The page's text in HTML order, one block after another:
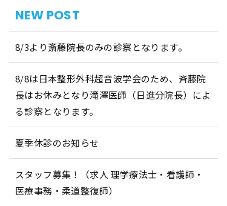
NEW POST
8/3より斎藤院長のみの診察となります。
8/8は日本整形外科超音波学会のため、斉藤院
長はお休みとなり滝澤医師（日進分院長）によ
る診察となります。
夏季休診のお知らせ
スタッフ募集！（求人 理学療法士・看護師・
医療事務・柔道整復師）